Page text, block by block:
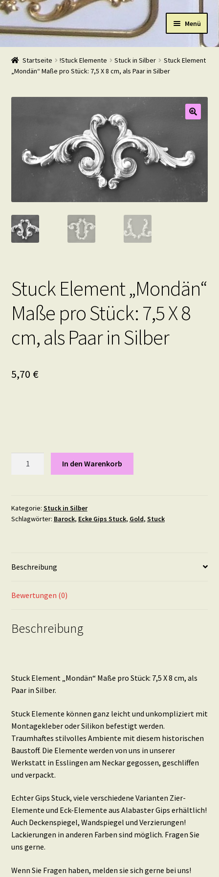
Navigation
Zum
Inhalt
Menü
Start
Shop
Warenkorb
Kasse
Beispiele
Kontakt
Startseite !Stuck Elemente Stuck in Silber
Stuck Element
„Mondän“ Maße pro Stück: 7,5 X 8 cm, als Paar in Silber
Stuck Element „Mondän“
Maße pro Stück: 7,5 X 8
cm, als Paar in Silber
5,70 €
pro
Stück:
cm,
Paar
Menge
In den Warenkorb
Kategorie: Stuck in Silber
Schlagwörter: Barock, Ecke Gips Stuck, Gold, Stuck
Beschreibung
Bewertungen (0)
Beschreibung
Stuck Element „Mondän“ Maße pro Stück: 7,5 X 8 cm, als
Paar in Silber.
Stuck Elemente können ganz leicht und unkompliziert mit
Montagekleber oder Silikon befestigt werden.
Traumhaftes stilvolles Ambiente mit diesem historischen
Baustoff. Die Elemente werden von uns in unserer
Werkstatt in Esslingen am Neckar gegossen, geschliffen
und verpackt.
Echter Gips Stuck, viele verschiedene Varianten Zier-
Elemente und Eck-Elemente aus Alabaster Gips erhältlich!
Auch Deckenspiegel, Wandspiegel und Verzierungen!
Lackierungen in anderen Farben sind möglich. Fragen Sie
uns gerne.
Wenn Sie Fragen haben, melden sie sich gerne bei uns!